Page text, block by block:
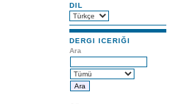
DIL
DERGI ICERIĞI
Ara